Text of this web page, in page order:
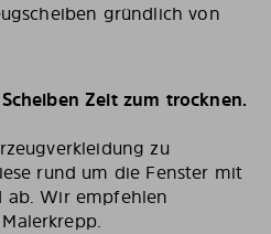
gründlich von
Zeit zum trocknen.
zu
rund um die Fenster mit
ab. Wir empfehlen